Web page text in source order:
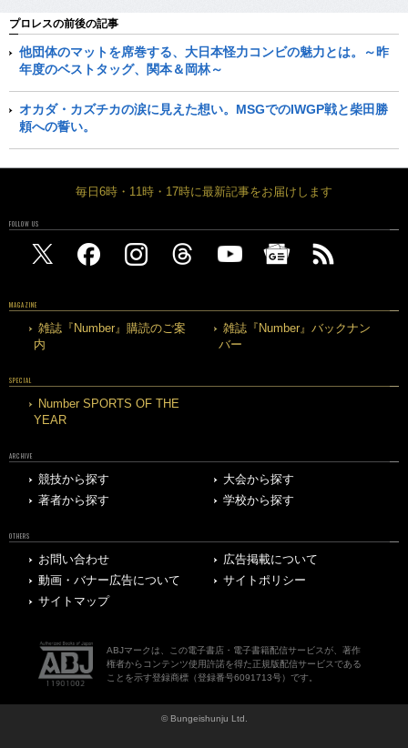
プロレスの前後の記事
他団体のマットを席巻する、大日本怪力コンビの魅力とは。～昨
年度のベストタッグ、関本＆岡林～
オカダ・カズチカの涙に見えた想い。MSGでのIWGP戦と柴田勝
頼への誓い。
毎日6時・11時・17時に最新記事をお届けします
FOLLOW US
MAGAZINE
雑誌『Number』購読のご案
内
雑誌『Number』バックナン
バー
SPECIAL
Number SPORTS OF THE
YEAR
ARCHIVE
競技から探す
大会から探す
著者から探す
学校から探す
OTHERS
お問い合わせ
広告掲載について
動画・バナー広告について
サイトポリシー
サイトマップ
ABJマークは、この電子書店・電子書籍配信サービスが、著作
権者からコンテンツ使用許諾を得た正規版配信サービスである
ことを示す登録商標（登録番号6091713号）です。
© Bungeishunju Ltd.